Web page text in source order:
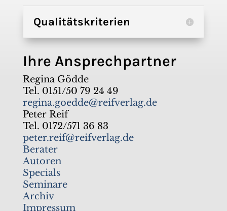
Qualitätskriterien
Ihre Ansprechpartner
Regina Gödde
Tel. 0151/50 79 24 49
regina.goedde@reifverlag.de
Peter Reif
Tel. 0172/571 36 83
peter.reif@reifverlag.de
Berater
Autoren
Specials
Seminare
Archiv
Impressum